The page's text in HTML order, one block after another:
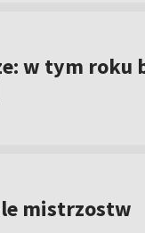
w tym roku
mistrzostw